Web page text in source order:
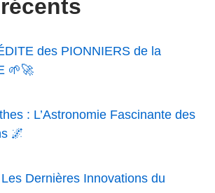
des PIONNIERS de la
🌱🚀
: L’Astronomie Fascinante des
🌌
Dernières Innovations du